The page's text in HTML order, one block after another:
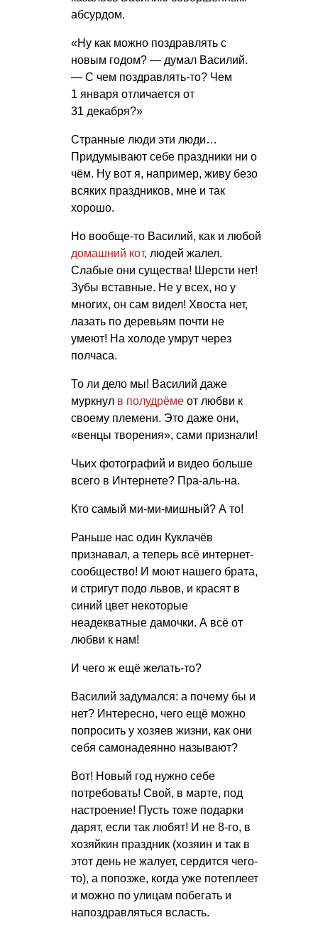
абсурдом.
«Ну как можно поздравлять с
новым годом? — думал Василий.
— С чем поздравлять-то? Чем
1 января отличается от
31 декабря?»
Странные люди эти люди…
Придумывают себе праздники ни о
чём. Ну вот я, например, живу безо
всяких праздников, мне и так
хорошо.
Но вообще-то Василий, как и любой
домашний кот, людей жалел.
Слабые они существа! Шерсти нет!
Зубы вставные. Не у всех, но у
многих, он сам видел! Хвоста нет,
лазать по деревьям почти не
умеют! На холоде умрут через
полчаса.
То ли дело мы! Василий даже
муркнул в полудрёме от любви к
своему племени. Это даже они,
«венцы творения», сами признали!
Чьих фотографий и видео больше
всего в Интернете? Пра-аль-на.
Кто самый ми-ми-мишный? А то!
Раньше нас один Куклачёв
признавал, а теперь всё интернет-
сообщество! И моют нашего брата,
и стригут подо львов, и красят в
синий цвет некоторые
неадекватные дамочки. А всё от
любви к нам!
И чего ж ещё желать-то?
Василий задумался: а почему бы и
нет? Интересно, чего ещё можно
попросить у хозяев жизни, как они
себя самонадеянно называют?
Вот! Новый год нужно себе
потребовать! Свой, в марте, под
настроение! Пусть тоже подарки
дарят, если так любят! И не 8-го, в
хозяйкин праздник (хозяин и так в
этот день не жалует, сердится чего-
то), а попозже, когда уже потеплеет
и можно по улицам побегать и
напоздравляться всласть.